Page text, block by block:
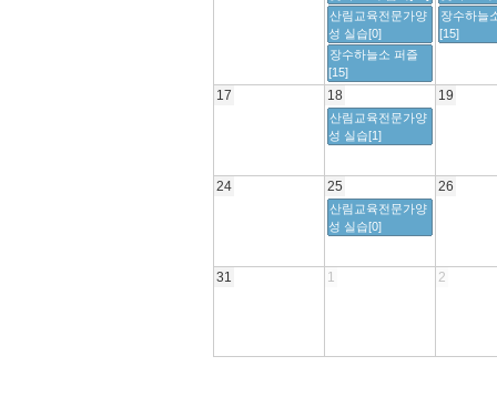
17 18 19
24 25 26
31 1 2
산림교육전문가양
성 실습[0]
장수하늘
[15]
장수하늘소 퍼즐
[15]
산림교육전문가양
성 실습[1]
산림교육전문가양
성 실습[0]